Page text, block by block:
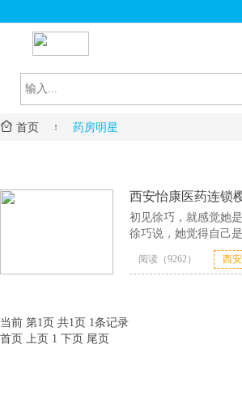
 首页  药房明星
西安怡康医药连锁
初见徐巧，就感觉她
徐巧说，她觉得自己
论周围环境如何身处
己的美丽，活出自己
阅读（9262） 西安
当前 第1页 共1页 1条记录
首页 上页 1 下页 尾页